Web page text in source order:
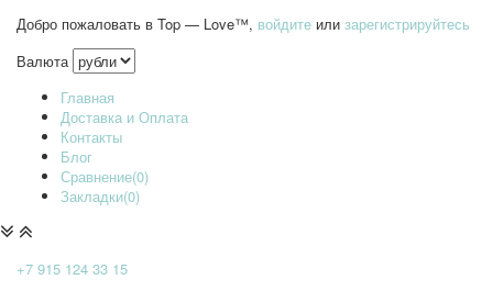
Добро пожаловать в Top — Love™, войдите или зарегистрируйтесь
Валюта
Главная
Доставка и Оплата
Контакты
Блог
Сравнение(0)
Закладки(0)
+7 915 124 33 15